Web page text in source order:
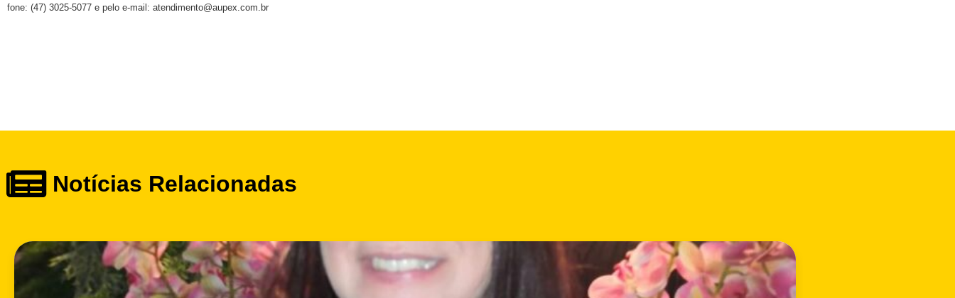
fone: (47) 3025-5077 e pelo e-mail: atendimento@aupex.com.br
Notícias Relacionadas